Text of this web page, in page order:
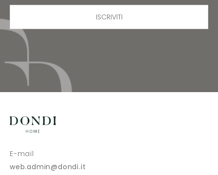
ISCRIVITI
E-mail
web.admin@dondi.it